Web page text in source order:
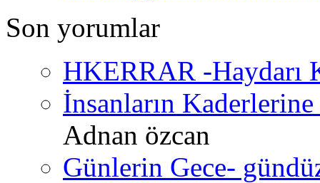
Son yorumlar
HKERRAR -Haydarı
İnsanların
Adnan özcan
Günlerin Gece-